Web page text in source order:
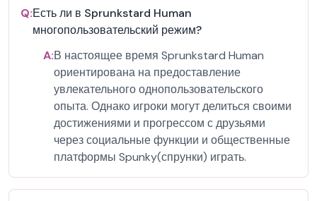
Q:Есть ли в Sprunkstard Human
многопользовательский режим?
A:В настоящее время Sprunkstard Human
ориентирована на предоставление
увлекательного однопользовательского
опыта. Однако игроки могут делиться своими
достижениями и прогрессом с друзьями
через социальные функции и общественные
платформы Spunky(спрунки) играть.